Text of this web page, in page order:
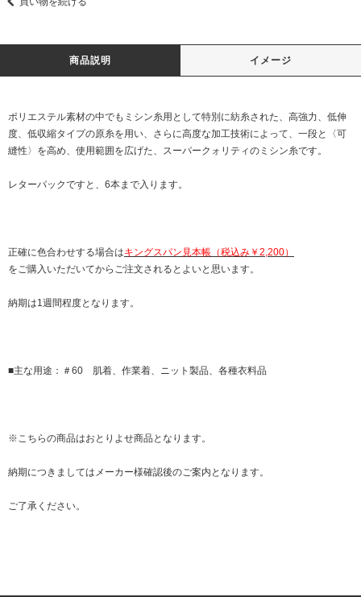
商品説明 イメージ
ポリエステル素材の中でもミシン糸用として特別に紡糸された、高強力、低伸
度、低収縮タイプの原糸を用い、さらに高度な加工技術によって、一段と〈可
縫性〉を高め、使用範囲を広げた、スーパークォリティのミシン糸です。
レターパックですと、6本まで入ります。
正確に色合わせする場合はキングスパン見本帳（税込み￥2,200）
をご購入いただいてからご注文されるとよいと思います。
納期は1週間程度となります。
■主な用途：＃60 肌着、作業着、ニット製品、各種衣料品
※こちらの商品はおとりよせ商品となります。
納期につきましてはメーカー様確認後のご案内となります。
ご了承ください。